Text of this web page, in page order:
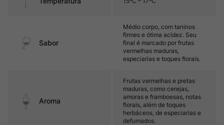
Sabor
Médio corpo, com taninos
firmes e ótima acidez. Seu
final é marcado por frutas
vermelhas maduras,
especiarias e toques florais.
Aroma
Frutas vermelhas e pretas
maduras, como cerejas,
amoras e framboesas, notas
florais, além de toques
herbáceos, de especiarias e
defumados.